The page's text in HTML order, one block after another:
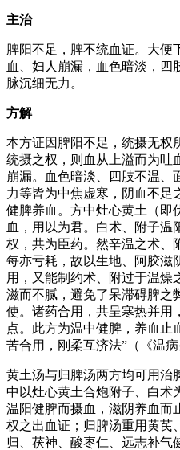
主治
脾阳不足，脾不统血证。大便
血、妇人崩漏，血色暗淡，四
脉沉细无力。
方解
本方证因脾阳不足，统摄无权
统摄之权，则血从上溢而为吐
崩漏。血色暗淡、四肢不温、
力等皆为中焦虚寒，阴血不足
健脾养血。方中灶心黄土（即
血，用以为君。白术、附子温
权，共为臣药。然辛温之术、
每亦亏耗，故以生地、阿胶滋
用，又能制约术、附过于温燥
滋而不腻，避免了呆滞碍脾之
使。诸药合用，共呈寒热并用
点。此方为温中健脾，养血止
苦合用，刚柔互济法”（《温病
黄土汤与归脾汤两方均可用治
中以灶心黄土合炮附子、白术
温阳健脾而摄血，滋阴养血而
权之出血证；归脾汤重用黄芪
归、茯神、酸枣仁、远志补气